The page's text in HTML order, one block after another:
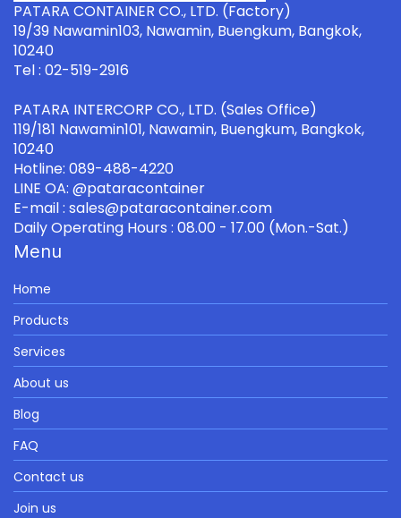
PATARA CONTAINER CO., LTD. (Factory)
19/39 Nawamin103, Nawamin, Buengkum, Bangkok,
10240
Tel : 02-519-2916
PATARA INTERCORP CO., LTD. (Sales Office)
119/181 Nawamin101, Nawamin, Buengkum, Bangkok,
10240
Hotline: 089-488-4220
LINE OA: @pataracontainer
E-mail : sales@pataracontainer.com
Daily Operating Hours : 08.00 - 17.00 (Mon.-Sat.)
Menu
Home
Products
Services
About us
Blog
FAQ
Contact us
Join us